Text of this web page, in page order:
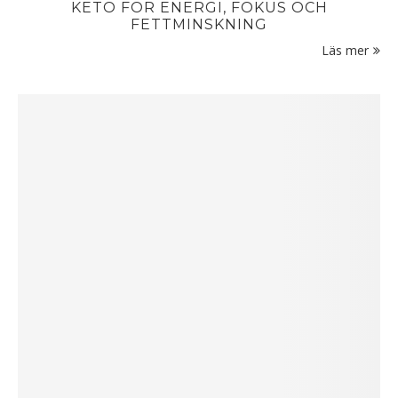
KETO FÖR ENERGI, FOKUS OCH
FETTMINSKNING
Läs mer